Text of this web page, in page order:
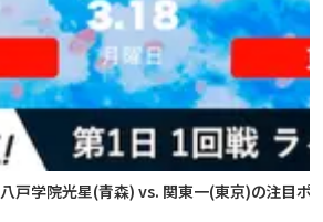
八戸学院光星(青森) vs. 関東一(東京)の注目ポイ